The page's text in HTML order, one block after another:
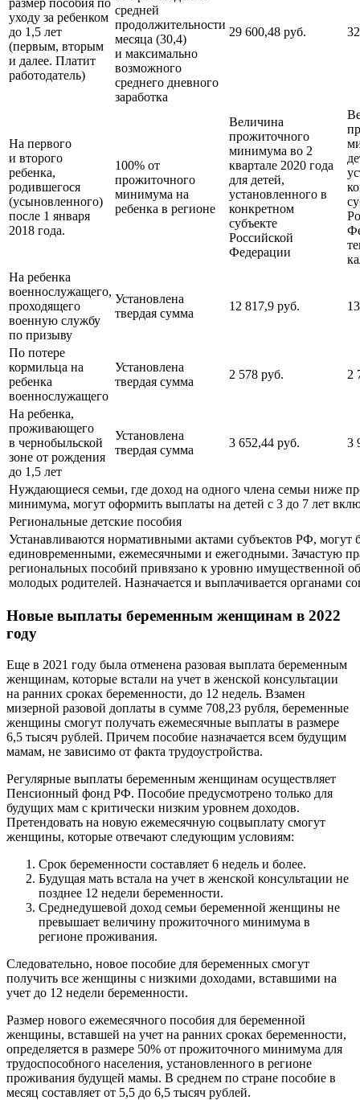
уходу за ребенком
до 1,5 лет
(первым, вторым
и далее. Платит
работодатель)
средней
продолжительности
месяца (30,4)
и максимально
возможного
среднего дневного
заработка
29 600,48 руб.
На первого
и второго
ребенка,
родившегося
(усыновленного)
после 1 января
2018 года.
100% от
прожиточного
минимума на
ребенка в регионе
Величина
прожиточного
минимума во 2
квартале 2020 года
для детей,
установленного в
конкретном
субъекте
Российской
Федерации
На ребенка
военнослужащего,
проходящего
военную службу
по призыву
Установлена
твердая сумма
12 817,9 руб.
По потере
кормильца на
ребенка
военнослужащего
Установлена
твердая сумма
2 578 руб. 2
На ребенка,
проживающего
в чернобыльской
зоне от рождения
до 1,5 лет
Установлена
твердая сумма
3 652,44 руб. 3
Нуждающиеся семьи, где доход на одного члена семьи ниже
минимума, могут оформить выплаты на детей с 3 до 7 лет
Региональные детские пособия
Устанавливаются нормативными актами субъектов РФ, могут
единовременными, ежемесячными и ежегодными. Зачастую
региональных пособий привязано к уровню имущественной
молодых родителей. Назначается и выплачивается органами
Новые выплаты беременным женщинам в 2022
году
Еще в 2021 году была отменена разовая выплата беременным
женщинам, которые встали на учет в женской консультации
на ранних сроках беременности, до 12 недель. Взамен
мизерной разовой доплаты в сумме 708,23 рубля, беременные
женщины смогут получать ежемесячные выплаты в размере
6,5 тысяч рублей. Причем пособие назначается всем будущим
мамам, не зависимо от факта трудоустройства.
Регулярные выплаты беременным женщинам осуществляет
Пенсионный фонд РФ. Пособие предусмотрено только для
будущих мам с критически низким уровнем доходов.
Претендовать на новую ежемесячную соцвыплату смогут
женщины, которые отвечают следующим условиям:
Срок беременности составляет 6 недель и более.
Будущая мать встала на учет в женской консультации не
позднее 12 недели беременности.
Среднедушевой доход семьи беременной женщины не
превышает величину прожиточного минимума в
регионе проживания.
Следовательно, новое пособие для беременных смогут
получить все женщины с низкими доходами, вставшими на
учет до 12 недели беременности.
Размер нового ежемесячного пособия для беременной
женщины, вставшей на учет на ранних сроках беременности,
определяется в размере 50% от прожиточного минимума для
трудоспособного населения, установленного в регионе
проживания будущей мамы. В среднем по стране пособие в
месяц составляет от 5,5 до 6,5 тысяч рублей.